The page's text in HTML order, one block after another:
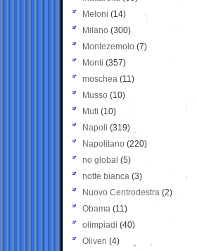
Meloni (14)
Milano (300)
Montezemolo (7)
Monti (357)
moschea (11)
Musso (10)
Muti (10)
Napoli (319)
Napolitano (220)
no global (5)
notte bianca (3)
Nuovo Centrodestra (2)
Obama (11)
olimpiadi (40)
Oliveri (4)